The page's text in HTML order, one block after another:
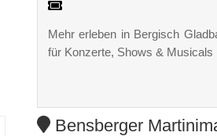
Mehr erleben in Bergisch
für Konzerte, Shows &
Bensberger